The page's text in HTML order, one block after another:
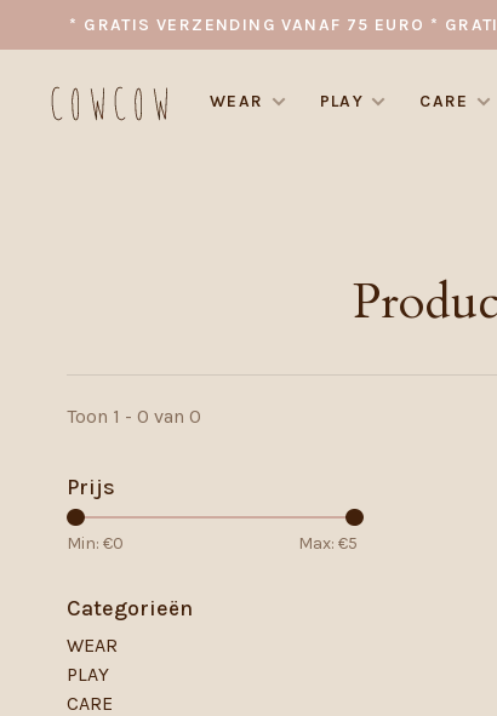
* GRATIS VERZENDING VANAF 75 EURO *
WEAR PLAY CARE
Toon 1 - 0 van 0
Prijs
Min: €0 Max: €5
Categorieën
WEAR
PLAY
CARE